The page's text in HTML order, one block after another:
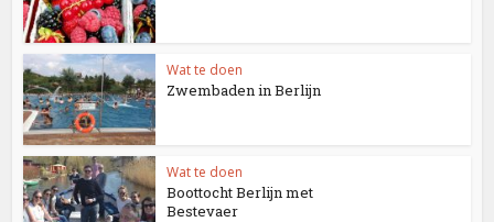
Wat te doen
Zwembaden in Berlijn
Wat te doen
Boottocht Berlijn met
Bestevaer